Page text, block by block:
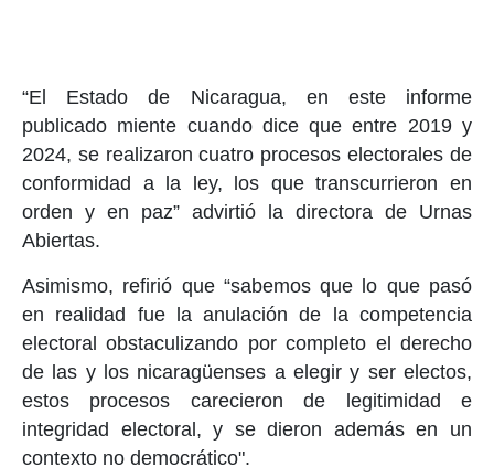
“El Estado de Nicaragua, en este informe
publicado miente cuando dice que entre 2019 y
2024, se realizaron cuatro procesos electorales de
conformidad a la ley, los que transcurrieron en
orden y en paz” advirtió la directora de Urnas
Abiertas.
Asimismo, refirió que “sabemos que lo que pasó
en realidad fue la anulación de la competencia
electoral obstaculizando por completo el derecho
de las y los nicaragüenses a elegir y ser electos,
estos procesos carecieron de legitimidad e
integridad electoral, y se dieron además en un
contexto no democrático".